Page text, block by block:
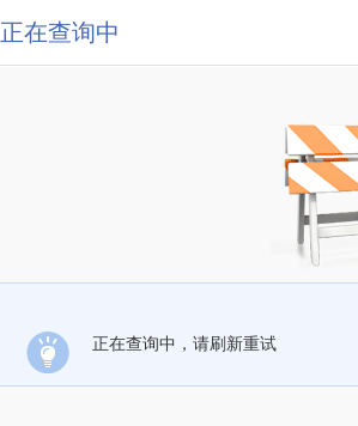
正在查询中
正在查询中，请刷新重试